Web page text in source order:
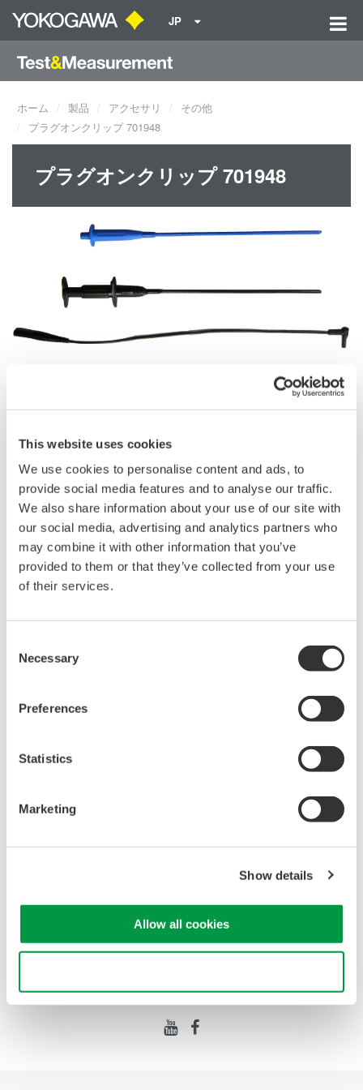
This website uses cookies
We use cookies to personalise content and ads, to
provide social media features and to analyse our traffic.
We also share information about your use of our site with
our social media, advertising and analytics partners who
may combine it with other information that you’ve
provided to them or that they’ve collected from your use
of their services.
Selection
Necessary
Preferences
Statistics
Marketing
Show details
Allow all cookies
JP
ホーム 製品 アクセサリ
その他
プラグオンクリップ 701948
プラグオンクリップ 701948
定格電圧： 1000V CAT II 二重絶縁 ( 対地間電圧 )
クリンピング幅：最大約 5mm
シャフト長：200mm
絶縁入力対応安全プローブ (700929、701947 など ) 用
販売単位:1
見積りのご相談 技術的なお問い合わせ
オシロスコープ/スコープコーダ アクセサリカタログ(2.6
取扱説明書
お気軽にお問い合わせ・ご相談ください。